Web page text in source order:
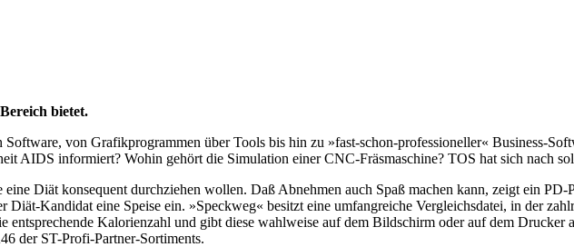
bietet.
von Grafikprogrammen über Tools bis hin zu »fast-schon-professioneller« Business-
AIDS informiert? Wohin gehört die Simulation einer CNC-Fräsmaschine? TOS hat sich nach
Diät konsequent durchziehen wollen. Daß Abnehmen auch Spaß machen kann, zeigt ein
Diät-Kandidat eine Speise ein. »Speckweg« besitzt eine umfangreiche Vergleichsdatei, in der
entsprechende Kalorienzahl und gibt diese wahlweise auf dem Bildschirm oder auf dem
der ST-Profi-Partner-Sortiments.